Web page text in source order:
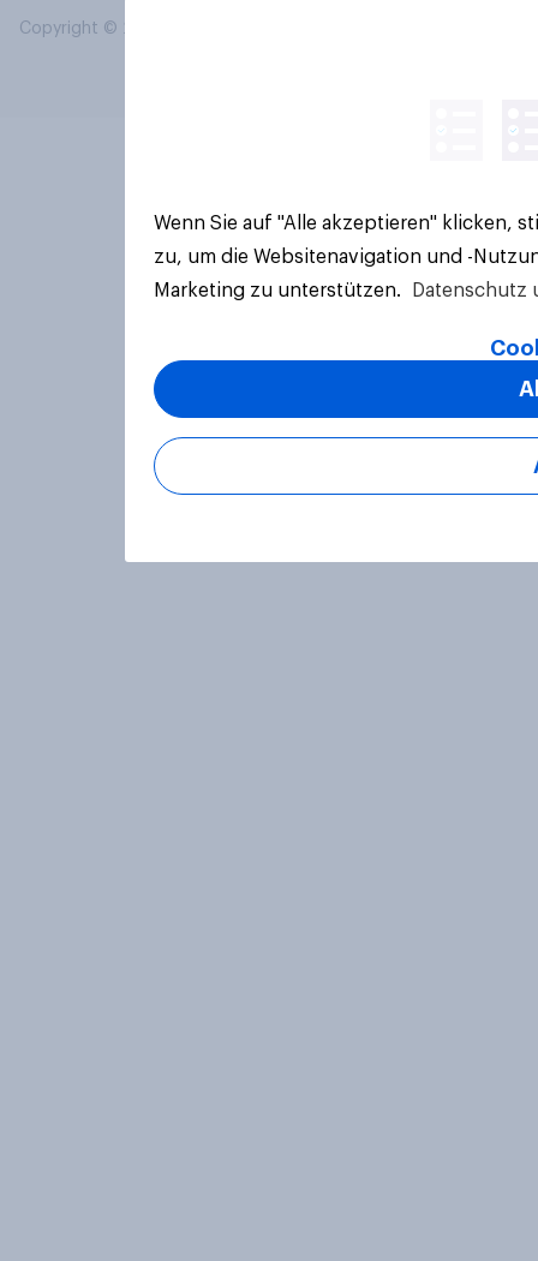
Copyright © 2026 YouGov PLC. Alle Rechte vorbehalten.
Wenn Sie auf "Alle akzeptieren" klicken,
zu, um die Websitenavigation und -
Marketing zu unterstützen.
Datenschutz